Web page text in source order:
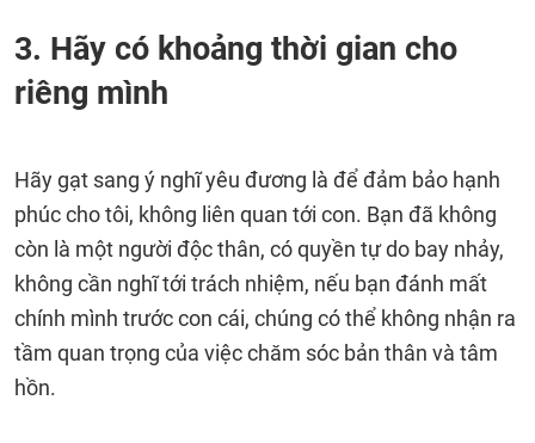
3. Hãy có khoảng thời gian cho
riêng mình
Hãy gạt sang ý nghĩ yêu đương là để đảm bảo hạnh
phúc cho tôi, không liên quan tới con. Bạn đã không
còn là một người độc thân, có quyền tự do bay nhảy,
không cần nghĩ tới trách nhiệm, nếu bạn đánh mất
chính mình trước con cái, chúng có thể không nhận ra
tầm quan trọng của việc chăm sóc bản thân và tâm
hồn.